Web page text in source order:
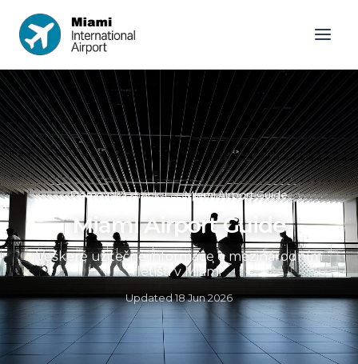
Domovská stránka » Miami Airport Guide
Miami Airport Guide
Veškeré užitečné informace o mezinárodním
letišti v Miami
Updated18 Jun 2026